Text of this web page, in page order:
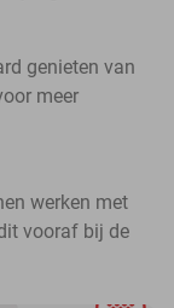
genieten van
meer
werken met
vooraf bij de